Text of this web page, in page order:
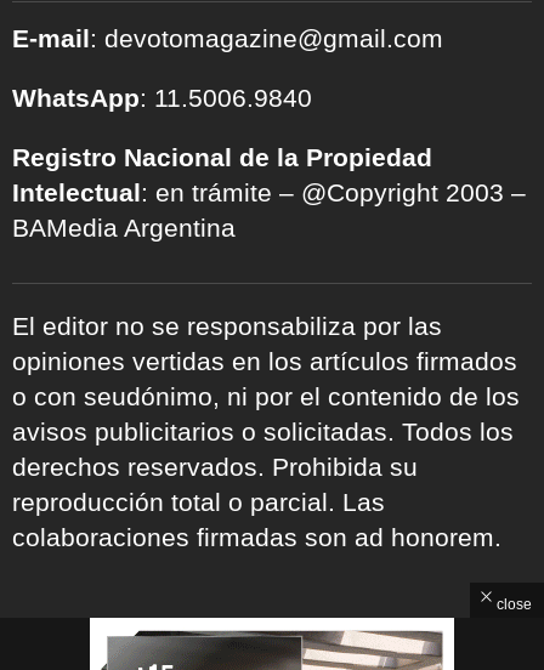
E-mail: devotomagazine@gmail.com
WhatsApp: 11.5006.9840
Registro Nacional de la Propiedad
Intelectual: en trámite – @Copyright 2003 –
BAMedia Argentina
El editor no se responsabiliza por las
opiniones vertidas en los artículos firmados
o con seudónimo, ni por el contenido de los
avisos publicitarios o solicitadas. Todos los
derechos reservados. Prohibida su
reproducción total o parcial. Las
colaboraciones firmadas son ad honorem.
ARCHIVOS
close